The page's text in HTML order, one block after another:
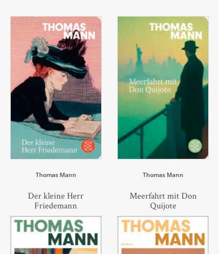
Thomas Mann
Der kleine Herr
Friedemann
Thomas Mann
Meerfahrt mit Don
Quijote